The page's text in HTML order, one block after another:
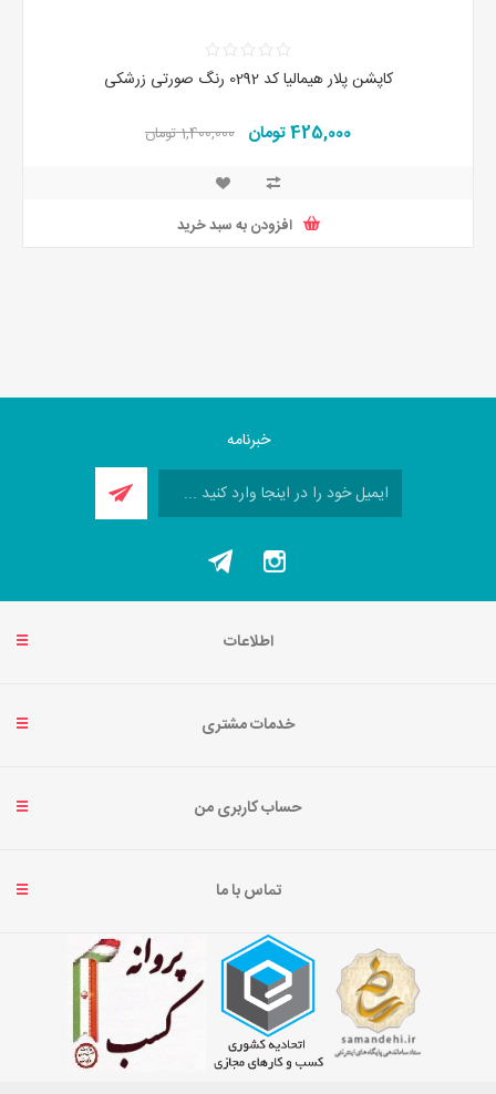
کاپشن پلار هیمالیا کد 0292 رنگ صورتی زرشکی
425,000 تومان 1,400,000 تومان
افزودن به سبد خرید
خبرنامه
اطلاعات
خدمات مشتری
حساب کاربری من
تماس با ما